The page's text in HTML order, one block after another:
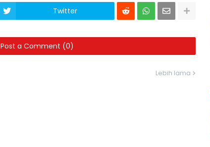
Twitter
Post a Comment (0)
Lebih lama